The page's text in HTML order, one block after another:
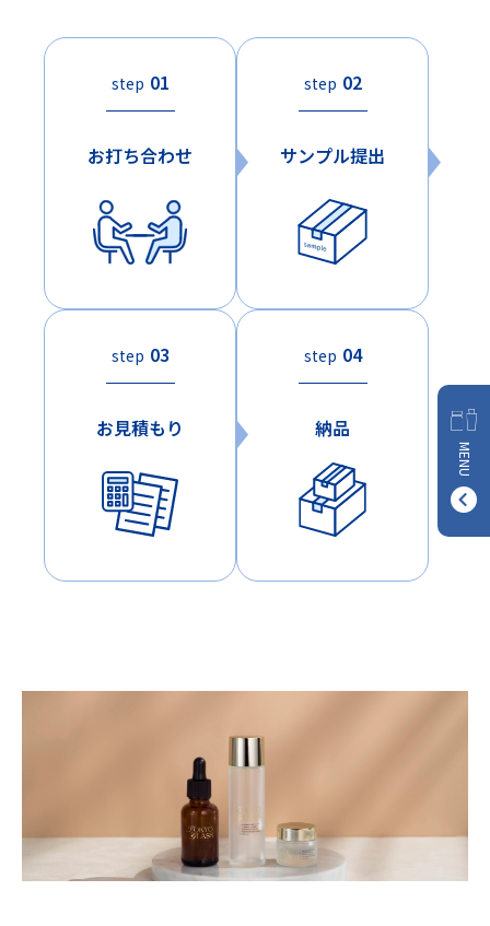
MENU
step 01
お打ち合わせ
step 02
サンプル提出
step 03
お見積もり
step 04
納品